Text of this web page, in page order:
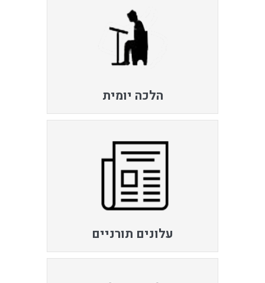
הלכה יומית
עלונים תורניים